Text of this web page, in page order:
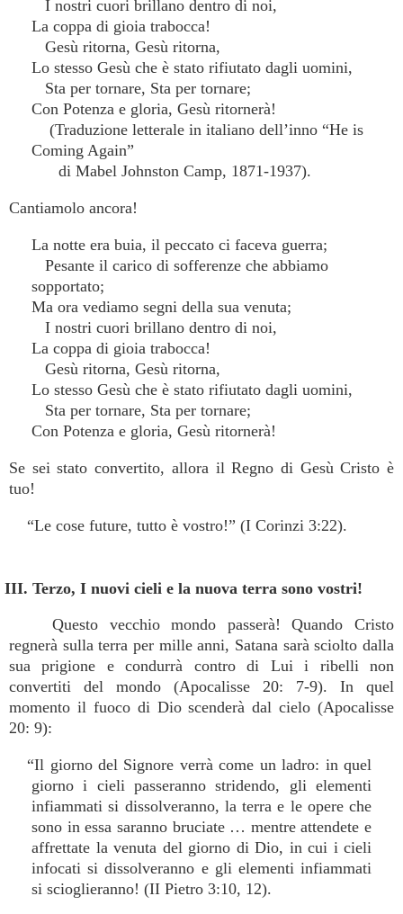
I nostri cuori brillano dentro di noi,
La coppa di gioia trabocca!
Gesù ritorna, Gesù ritorna,
Lo stesso Gesù che è stato rifiutato dagli uomini,
Sta per tornare, Sta per tornare;
Con Potenza e gloria, Gesù ritornerà!
(Traduzione letterale in italiano dell’inno “He is
Coming Again”
di Mabel Johnston Camp, 1871-1937).
Cantiamolo ancora!
La notte era buia, il peccato ci faceva guerra;
Pesante il carico di sofferenze che abbiamo
sopportato;
Ma ora vediamo segni della sua venuta;
I nostri cuori brillano dentro di noi,
La coppa di gioia trabocca!
Gesù ritorna, Gesù ritorna,
Lo stesso Gesù che è stato rifiutato dagli uomini,
Sta per tornare, Sta per tornare;
Con Potenza e gloria, Gesù ritornerà!
Se sei stato convertito, allora il Regno di Gesù Cristo è
tuo!
“Le cose future, tutto è vostro!” (I Corinzi 3:22).
III. Terzo, I nuovi cieli e la nuova terra sono vostri!
Questo vecchio mondo passerà! Quando Cristo
regnerà sulla terra per mille anni, Satana sarà sciolto dalla
sua prigione e condurrà contro di Lui i ribelli non
convertiti del mondo (Apocalisse 20: 7-9). In quel
momento il fuoco di Dio scenderà dal cielo (Apocalisse
20: 9):
“Il giorno del Signore verrà come un ladro: in quel
giorno i cieli passeranno stridendo, gli elementi
infiammati si dissolveranno, la terra e le opere che
sono in essa saranno bruciate … mentre attendete e
affrettate la venuta del giorno di Dio, in cui i cieli
infocati si dissolveranno e gli elementi infiammati
si scioglieranno! (II Pietro 3:10, 12).